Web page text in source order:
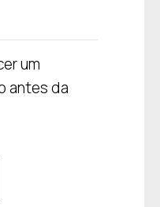
um
antes da